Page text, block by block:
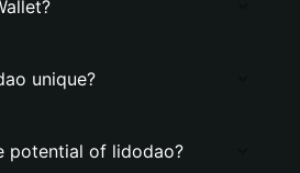
unique?
potential of lidodao?